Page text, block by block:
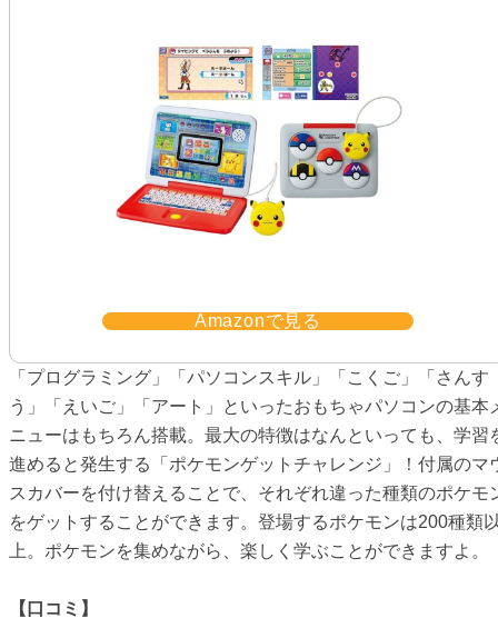
Amazonで見る
「プログラミング」「パソコンスキル」「こくご」「さんす
う」「えいご」「アート」といったおもちゃパソコンの基本
ニューはもちろん搭載。最大の特徴はなんといっても、学習
進めると発生する「ポケモンゲットチャレンジ」！付属のマ
スカバーを付け替えることで、それぞれ違った種類のポケモ
をゲットすることができます。登場するポケモンは200種類
上。ポケモンを集めながら、楽しく学ぶことができますよ。
【口コミ】